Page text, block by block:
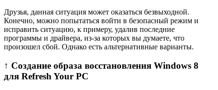
Друзья, данная ситуация может оказаться безвыходной.
Конечно, можно попытаться войти в безопасный режим и
исправить ситуацию, к примеру, удалив последние
программы и драйвера, из-за которых вы думаете, что
произошел сбой. Однако есть альтернативные варианты.
↑ Создание образа восстановления Windows 8
для Refresh Your PC